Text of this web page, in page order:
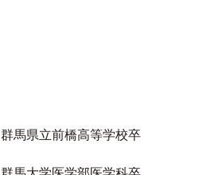
群馬県立前橋高等学校卒